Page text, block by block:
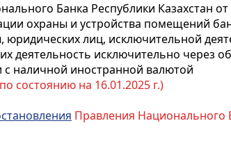
Банка Республики Казахстан
охраны и устройства помещений
лиц, исключительной
деятельность исключительно через
наличной иностранной валютой
по состоянию на 16.01.2025 г.)
Правления Национального